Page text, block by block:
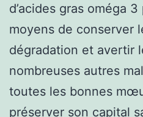
d’acides gras oméga
moyens de conserver
dégradation et avertir
nombreuses autres
toutes les bonnes
préserver son capital